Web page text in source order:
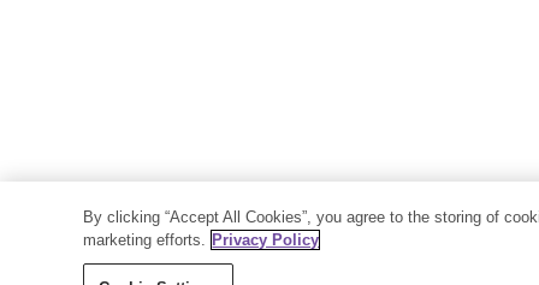
By clicking “Accept All Cookies”, you agree to the storing of
marketing efforts. Privacy Policy